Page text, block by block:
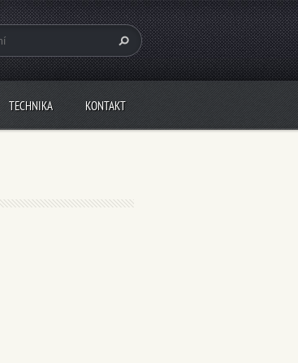
TECHNIKA KONTAKT